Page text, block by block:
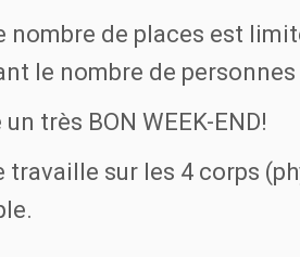
de places est
le nombre de
très BON WEEK-END!
sur les 4 corps